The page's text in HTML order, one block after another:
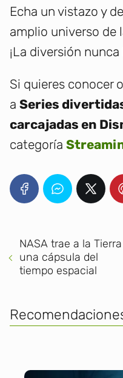
Echa un vistazo y
amplio universo de
¡La diversión
Si quieres conocer
a Series
carcajadas en
categoría
NASA trae a la Tierra
una cápsula del
tiempo espacial